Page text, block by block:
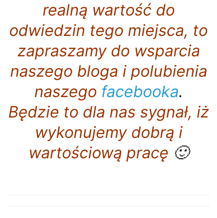
realną wartość do
odwiedzin tego miejsca, to
zapraszamy do wsparcia
naszego bloga i polubienia
naszego facebooka.
Będzie to dla nas sygnał, iż
wykonujemy dobrą i
wartościową pracę 🙂